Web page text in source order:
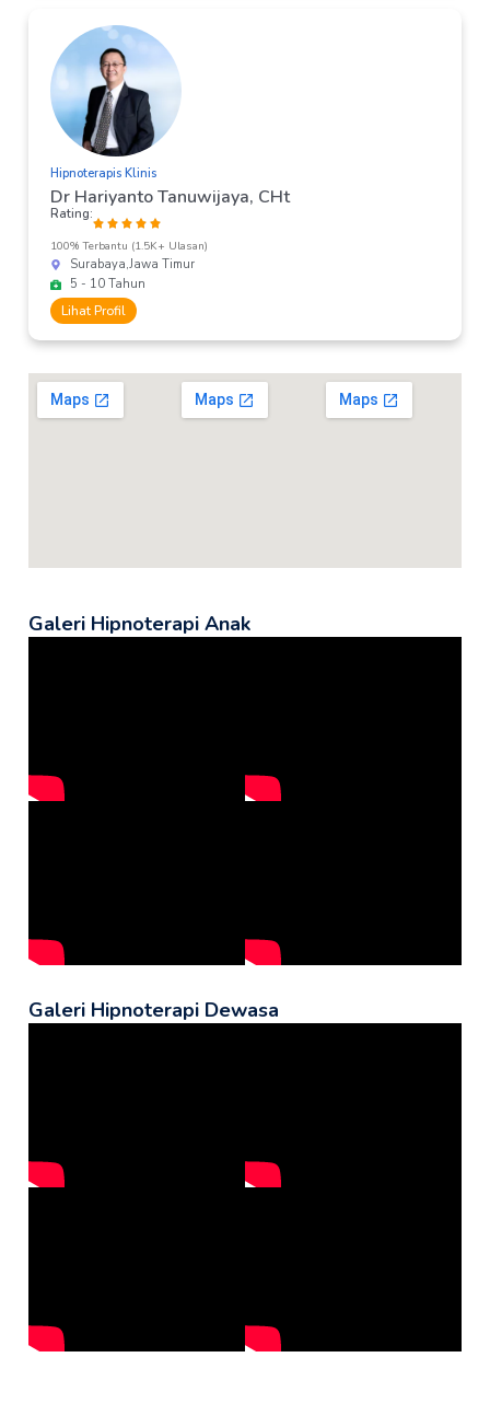
Galeri Hipnoterapi Anak
Galeri Hipnoterapi Dewasa
Hipnoterapis Klinis
Dr Hariyanto Tanuwijaya, CHt
Rating:
100% Terbantu (1.5K+ Ulasan)
Surabaya,Jawa Timur
5 - 10 Tahun
Lihat Profil